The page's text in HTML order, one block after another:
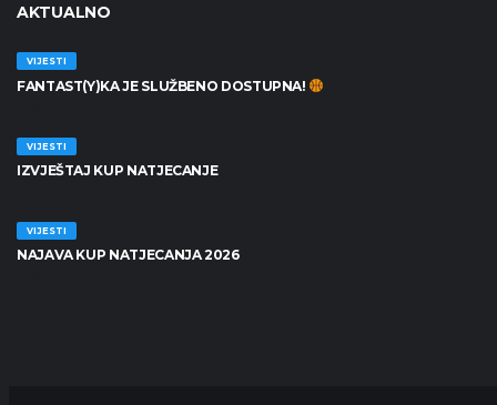
AKTUALNO
VIJESTI
FANTAST(Y)KA JE SLUŽBENO DOSTUPNA!
VIJESTI
IZVJEŠTAJ KUP NATJECANJE
VIJESTI
NAJAVA KUP NATJECANJA 2026